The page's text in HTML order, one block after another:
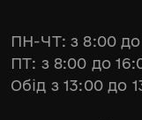
ПН-ЧТ: з 8:00 до
ПТ: з 8:00 до
Обід з 13:00 до